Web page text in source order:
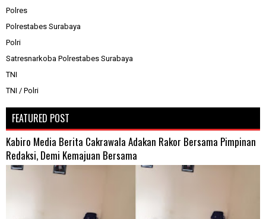
Polres
Polrestabes Surabaya
Polri
Satresnarkoba Polrestabes Surabaya
TNI
TNI / Polri
FEATURED POST
Kabiro Media Berita Cakrawala Adakan Rakor Bersama Pimpinan
Redaksi, Demi Kemajuan Bersama